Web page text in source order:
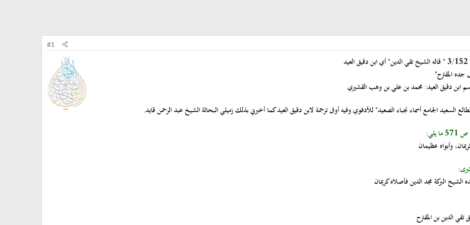
#1
المقترح"
ابن دقيق العيد: محمد بن علي بن وهب القشيري
السعيد الجامع أسماء نجباء الصعيد" للأدفوي وفيه أوفى ترجمة لابن دقيق العيد كما أخبرني بذلك زميلي البحاثة الشيخ عبد الرحمن قايد.
وأبواه عظيمان
الشيخ البركة مجد الدين فأصلاه كريمان
تقي الدين بن المقترح